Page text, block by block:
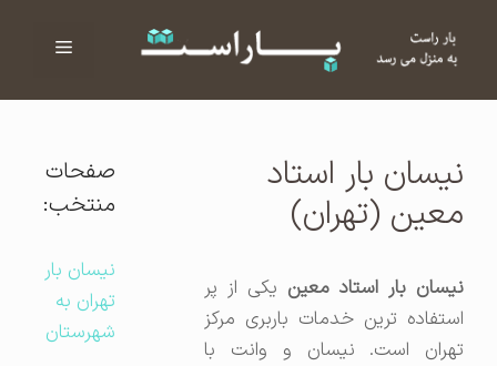
فهرست
نیسان بار استاد
معین (تهران)
نیسان بار استاد معینیکی از پر
استفاده ترین خدمات باربری مرکز
تهران است. نیسان و وانت با
صفحات
منتخب:
نیسان بار
تهران به
شهرستان